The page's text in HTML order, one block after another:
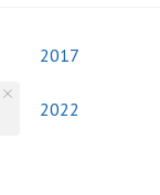
2017
2022